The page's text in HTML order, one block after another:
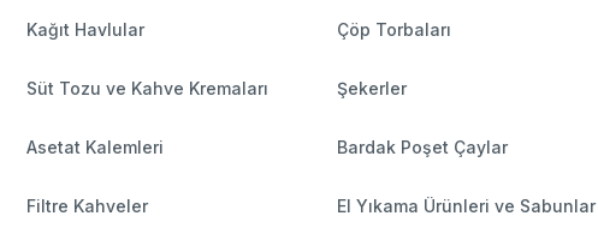
Kağıt Havlular Çöp Torbaları
Süt Tozu ve Kahve Kremaları Şekerler
Asetat Kalemleri Bardak Poşet Çaylar
Filtre Kahveler El Yıkama Ürünleri ve Sabunlar